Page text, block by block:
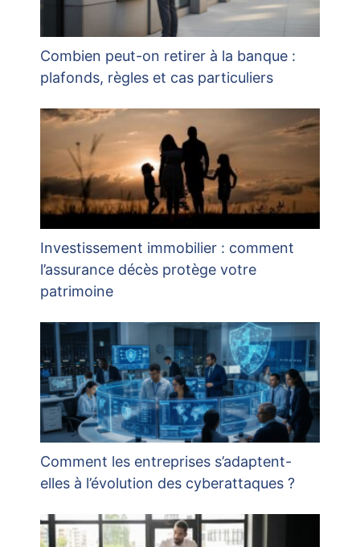
Combien peut-on retirer à la banque :
plafonds, règles et cas particuliers
Investissement immobilier : comment
l’assurance décès protège votre
patrimoine
Comment les entreprises s’adaptent-
elles à l’évolution des cyberattaques ?